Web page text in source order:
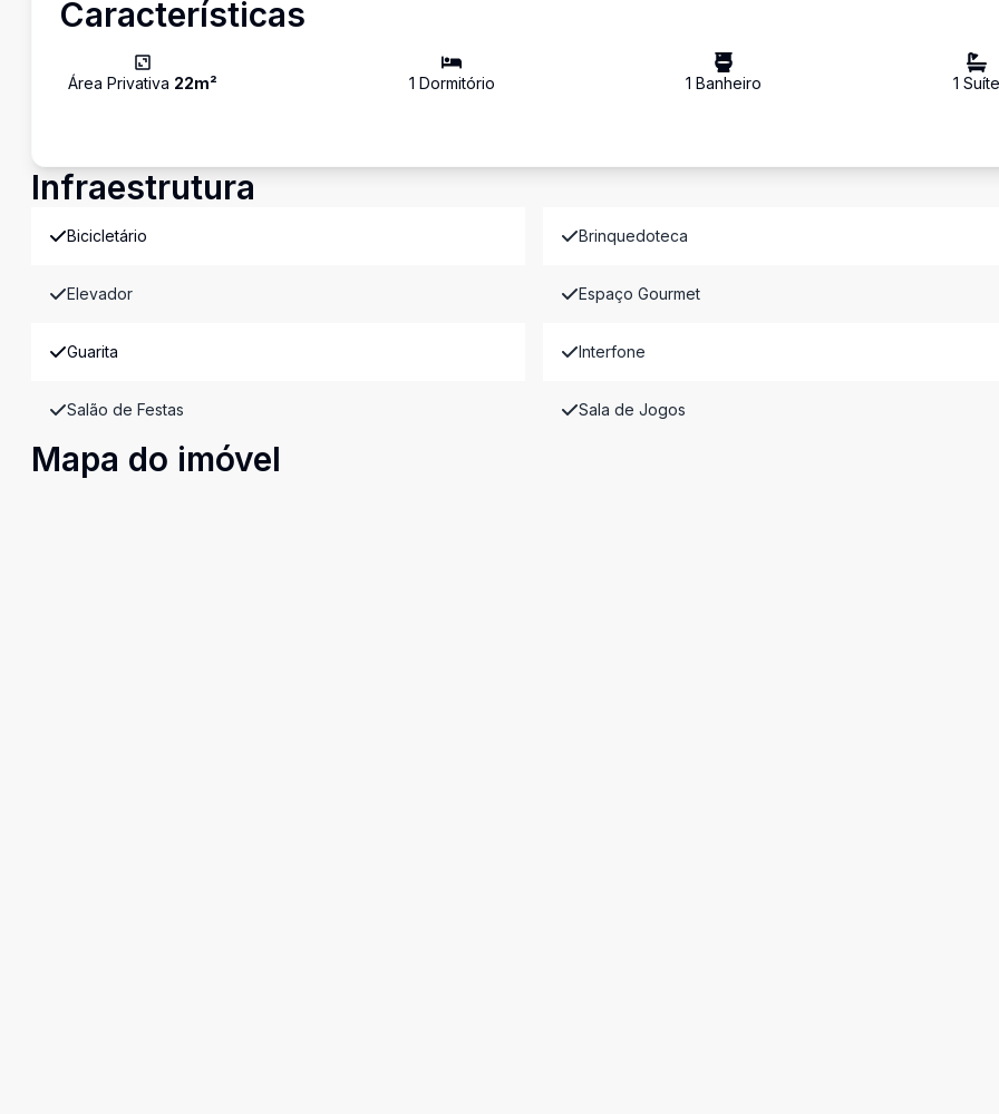
Características
Área Privativa 22m² 1 Dormitório 1 Banheiro 1 Suíte
Infraestrutura
Bicicletário Brinquedoteca
Elevador Espaço Gourmet
Guarita Interfone
Salão de Festas Sala de Jogos
Mapa do imóvel